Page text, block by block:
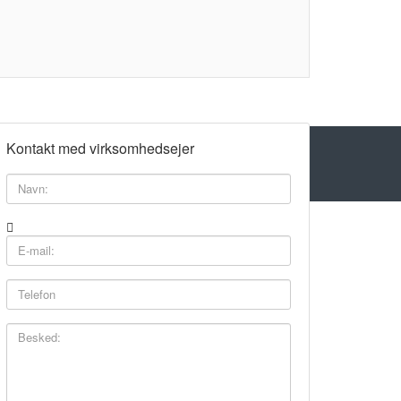
Kontakt med virksomhedsejer